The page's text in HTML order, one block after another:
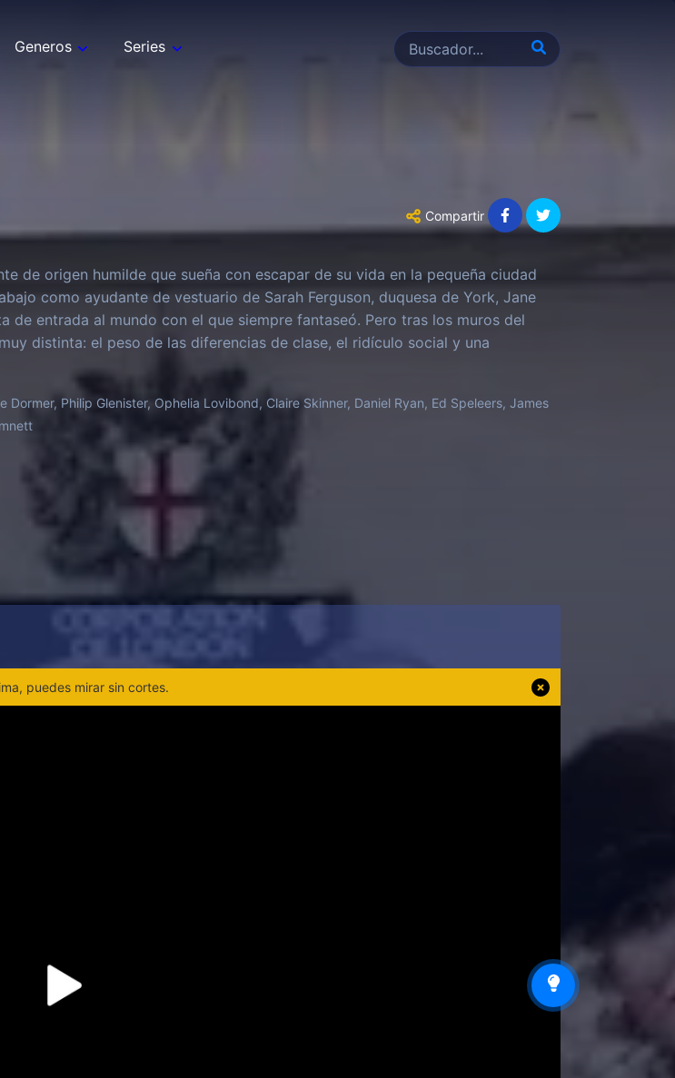
Generos Series
Compartir
de origen humilde que sueña con escapar de su vida en la pequeña ciudad
como ayudante de vestuario de Sarah Ferguson, duquesa de York, Jane
de entrada al mundo con el que siempre fantaseó. Pero tras los muros del
distinta: el peso de las diferencias de clase, el ridículo social y una
a ese lugar. Decidida a reinventarse, Jane se aferra con intensidad a
a cada relación amorosa– hasta que la obsesión por mantenerse en ese
emocional. Entre ambición, dependencia afectiva y una identidad
ser aceptada, su historia terminará derivando en un escándalo criminal que
Dormer, Philip Glenister, Ophelia Lovibond, Claire Skinner, Daniel Ryan, Ed Speleers, James
puedes mirar sin cortes.